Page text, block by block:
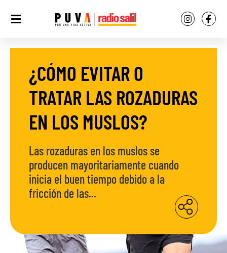
¿CÓMO EVITAR O
TRATAR LAS ROZADURAS
EN LOS MUSLOS?
Las rozaduras en los muslos se
producen mayoritariamente cuando
inicia el buen tiempo debido a la
fricción de las...